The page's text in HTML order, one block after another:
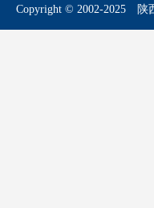
Copyright © 2002-2025